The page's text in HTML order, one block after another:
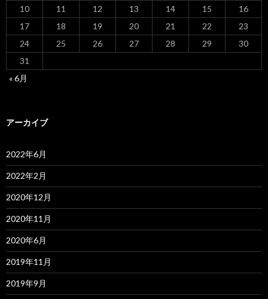
10
11 12 13 14 15
16
17
18 19 20 21 22
23
24
25 26 27 28 29
30
31
« 6月
アーカイブ
2022年6月
2022年2月
2020年12月
2020年11月
2020年6月
2019年11月
2019年9月